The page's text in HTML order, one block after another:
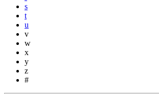
s
t
u
v
w
x
y
z
#